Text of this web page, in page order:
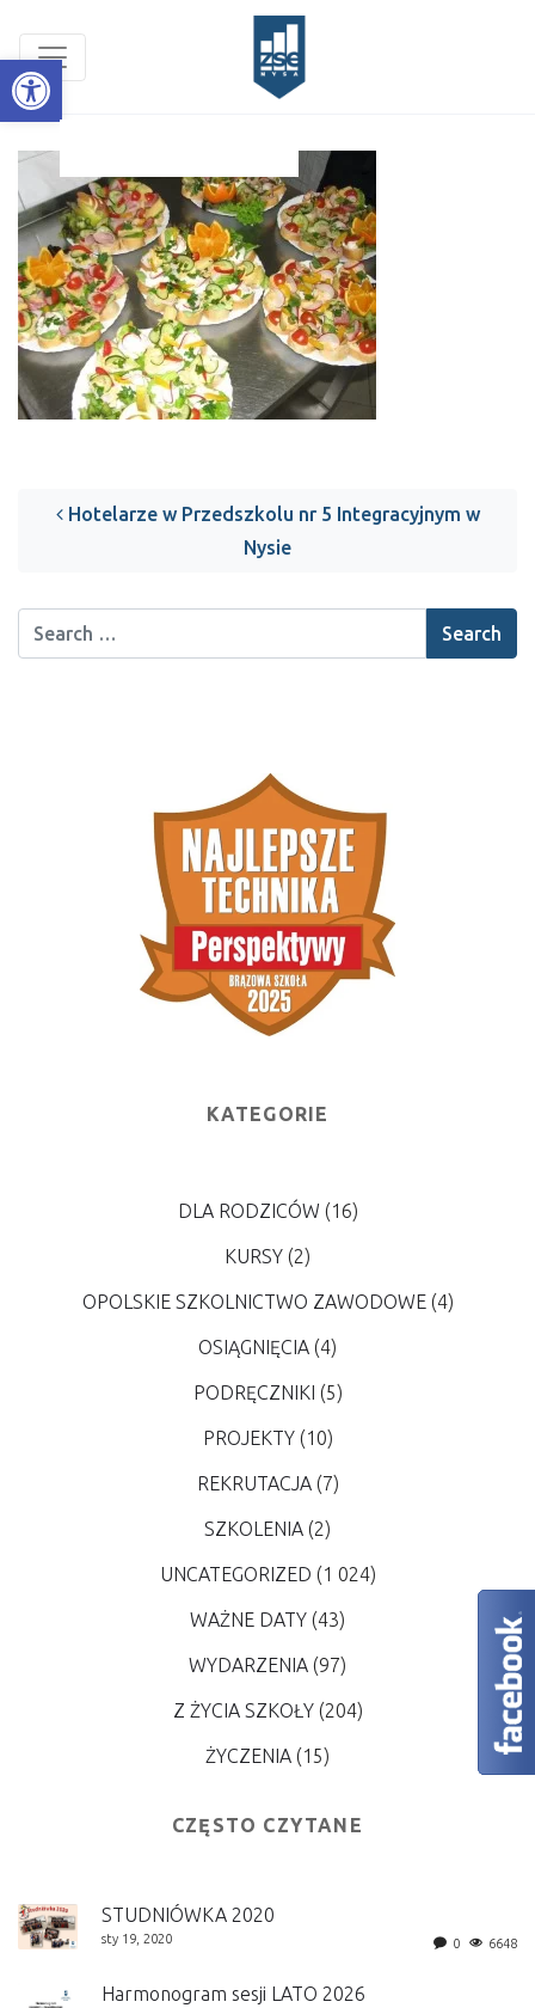
Open toolbar
Hotelarze w Przedszkolu nr 5 Integracyjnym w
Nysie
KATEGORIE
DLA RODZICÓW (16)
KURSY (2)
OPOLSKIE SZKOLNICTWO ZAWODOWE(4)
OSIĄGNIĘCIA (4)
PODRĘCZNIKI (5)
PROJEKTY(10)
REKRUTACJA(7)
SZKOLENIA (2)
UNCATEGORIZED (1 024)
WAŻNE DATY (43)
WYDARZENIA (97)
Z ŻYCIA SZKOŁY(204)
ŻYCZENIA (15)
CZĘSTO CZYTANE
STUDNIÓWKA 2020
sty 19, 2020 0 6648
Harmonogram sesji LATO 2026